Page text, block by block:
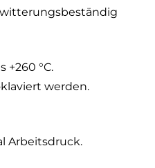
+260 °C.
werden.
Arbeitsdruck.